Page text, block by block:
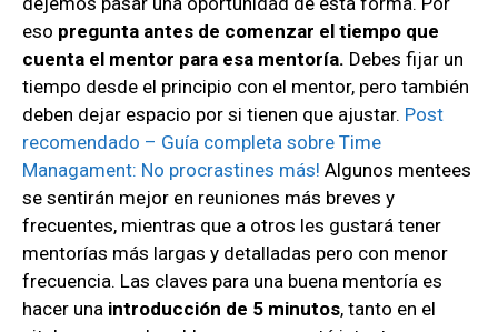
eso pregunta antes de comenzar el tiempo que
cuenta el mentor para esa mentoría. Debes fijar un
tiempo desde el principio con el mentor, pero también
deben dejar espacio por si tienen que ajustar. Post
recomendado – Guía completa sobre Time
Managament: No procrastines más! Algunos mentees
se sentirán mejor en reuniones más breves y
frecuentes, mientras que a otros les gustará tener
mentorías más largas y detalladas pero con menor
frecuencia. Las claves para una buena mentoría es
hacer una introducción de 5 minutos, tanto en el